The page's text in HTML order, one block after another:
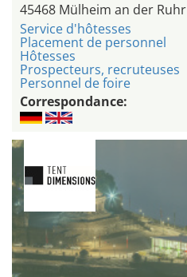
45468 Mülheim an der Ruhr
Service d'hôtesses
Placement de personnel
Hôtesses
Prospecteurs, recruteuses
Personnel de foire
Correspondance: